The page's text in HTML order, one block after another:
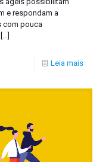
e respondam a
com pouca
[…]
Leia mais